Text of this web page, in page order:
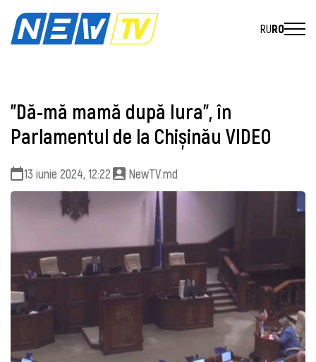
RURO
"Dă-mă mamă după Iura", în
Parlamentul de la Chișinău VIDEO
13 iunie 2024, 12:22 NewTV.md